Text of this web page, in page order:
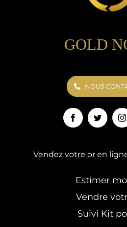
GOLD
NOUS
Vendez votre or en
Estimer
Vendre
Suivi Kit